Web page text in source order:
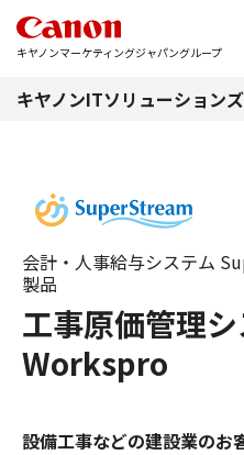
キヤノンマーケティングジャパングループ
キヤノンITソリューション
工事原価管理シ
Workspro
会計・人事給与システム
製品
設備工事などの建設業のお